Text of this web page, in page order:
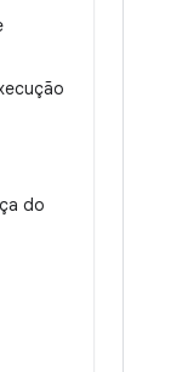
do